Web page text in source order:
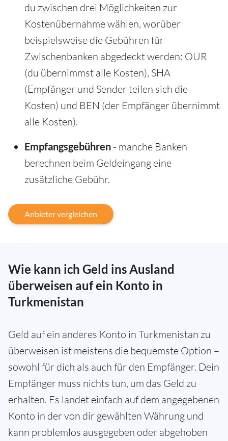
du zwischen drei Möglichkeiten zur
Kostenübernahme wählen, worüber
beispielsweise die Gebühren für
Zwischenbanken abgedeckt werden: OUR
(du übernimmst alle Kosten), SHA
(Empfänger und Sender teilen sich die
Kosten) und BEN (der Empfänger übernimmt
alle Kosten).
Empfangsgebühren - manche Banken
berechnen beim Geldeingang eine
zusätzliche Gebühr.
Anbieter vergleichen
Wie kann ich Geld ins Ausland
überweisen auf ein Konto in
Turkmenistan
Geld auf ein anderes Konto in Turkmenistan zu
überweisen ist meistens die bequemste Option –
sowohl für dich als auch für den Empfänger. Dein
Empfänger muss nichts tun, um das Geld zu
erhalten. Es landet einfach auf dem angegebenen
Konto in der von dir gewählten Währung und
kann problemlos ausgegeben oder abgehoben